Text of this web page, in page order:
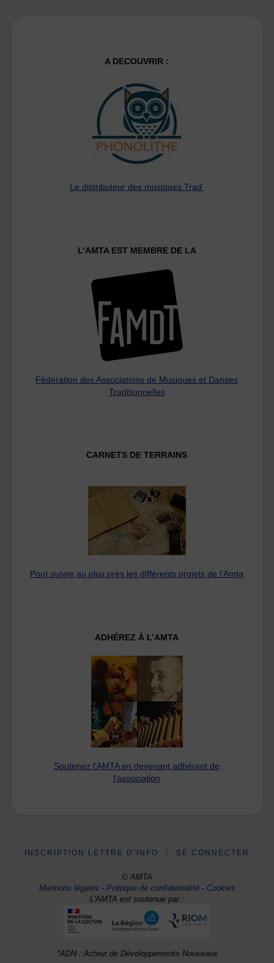
A DECOUVRIR :
Le distributeur des musiques Trad'
L’AMTA EST MEMBRE DE LA
Fédération des Associations de Musiques et Danses
Traditionnelles
CARNETS DE TERRAINS
Pour suivre au plus près les différents projets de l’Amta
ADHÉREZ À L’AMTA
Soutenez l'AMTA en devenant adhérant de
l'association
INSCRIPTION LETTRE D’INFO SE CONNECTER
© AMTA
Mentions légales -Politique de confidentialité- Cookies
L'AMTA est soutenue par :
*ADN : Acteur de Développements Nouveaux